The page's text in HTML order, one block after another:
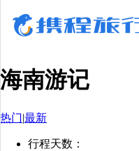
海南游记
热门|最新
行程天数 ：